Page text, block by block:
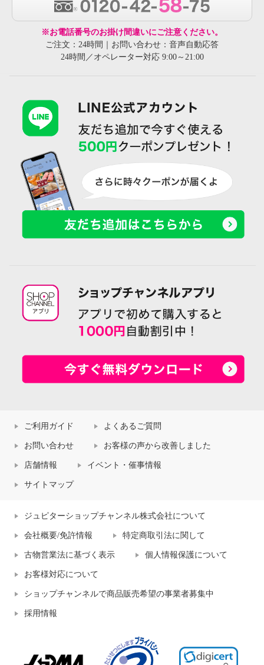
※お電話番号のお掛け間違いにご注意ください。
ご注文：24時間｜お問い合わせ：音声自動応答
24時間／オペレーター対応 9:00～21:00
ご利用ガイド よくあるご質問
お問い合わせ お客様の声から改善しました
店舗情報 イベント・催事情報
サイトマップ
ジュピターショップチャンネル株式会社について
会社概要/免許情報 特定商取引法に関して
古物営業法に基づく表示 個人情報保護について
お客様対応について
ショップチャンネルで商品販売希望の事業者募集中
採用情報